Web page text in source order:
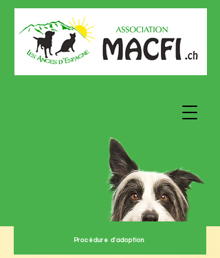
Procédure d'adoption